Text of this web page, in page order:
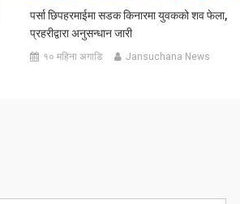
पर्सा छिपहरमाईमा सडक किनारमा युवकको शव फेला,
प्रहरीद्वारा अनुसन्धान जारी
१० महिना अगाडि Jansuchana News